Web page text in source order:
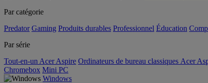
Par catégorie
Predator Gaming Produits durables Professionnel Éducation
Par série
Tout-en-un Acer Aspire Ordinateurs de bureau classiques Acer
Chromebox Mini PC
Windows